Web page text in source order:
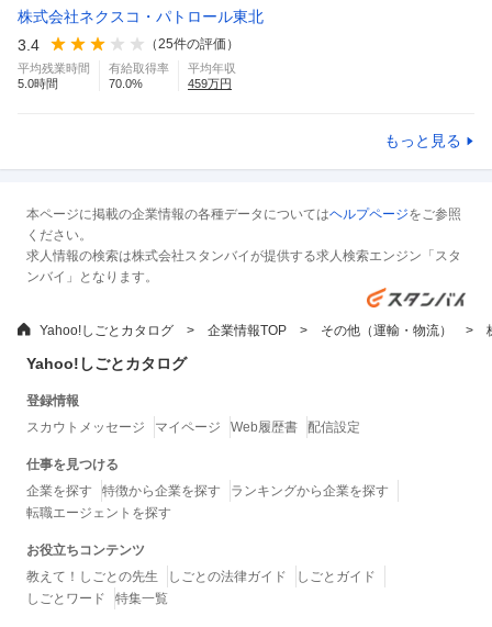
株式会社ネクスコ・パトロール東北
3.4
（25件の評価）
平均残業時間
5.0時間
有給取得率
70.0%
平均年収
459万円
もっと見る
本ページに掲載の企業情報の各種データについてはヘルプページをご参照
ください。
求人情報の検索は株式会社スタンバイが提供する求人検索エンジン「スタ
ンバイ」となります。
Yahoo!しごとカタログ 企業情報TOP その他（運輸・物流）
Yahoo!しごとカタログ
登録情報
スカウトメッセージ
マイページ Web履歴書 配信設定
仕事を見つける
企業を探す
特徴から企業を探す
ランキングから企業を探す
転職エージェントを探す
お役立ちコンテンツ
教えて！しごとの先生
しごとの法律ガイド
しごとガイド
しごとワード
特集一覧